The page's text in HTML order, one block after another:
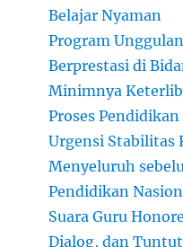
Belajar Nyaman
Program
Berprestasi di
Minimnya
Proses
Urgensi Stabilitas
Menyeluruh
Pendidikan
Suara Guru
Dialog, dan